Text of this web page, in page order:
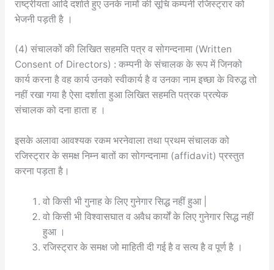
राष्ट्रीयता आदि दर्शाते हुए उनके नामों की सूचि कम्पनी रजिस्ट्रार को
भेजनी पड़ती है ।
(4) संचालकों की लिखित सहमति पत्र व सोगन्दनामा (Written
Consent of Directors) : कम्पनी के संचालक के रूप में जिनको
कार्य करना है वह कार्य उनको स्वीकार्य है व उनका नाम इच्छा के विरुद्ध तो
नहीं रखा गया है ऐसा दर्शाता हुआ लिखित सहमति पत्रक प्रत्येक
संचालक को दना हाता ह ।
इसके अलावा आवश्यक रकम भरनेवाला तथा प्रथम संचालक को
रजिस्ट्रार के समक्ष निम्न बातों का सोगन्दनामा (affidavit) प्रस्तुत
करना पड़ता है।
वो किसी भी गुनाह के लिए गुनेगार सिद्ध नहीं हुआ |
वो किसी भी विश्वासघात व अवैध कार्यों के लिए गुनेगार सिद्ध नहीं
हुआ ।
रजिस्ट्रार के समक्ष जो माहिती दी गई है व सत्य है व पूर्ण है ।